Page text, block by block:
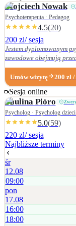
Wojciech Nowak
Psychoterapeuta · Pedagog
4.5(20)
200 zl/ sesja
Jestem dyplomowanym
zawodowe obejmują przede
Dolnośląskiej Szkoły
Centrum Psychodynamicznym, a w styczniu 2020 r.
Psychoterapii
Umów wizytę 200 zł /
Sesja online
Paulina Pióro
Psycholog · Psycholog
5.0(59)
220 zl/ sesja
Najbliższe terminy
śr
12.08
09:00
pon
17.08
16:00
18:00